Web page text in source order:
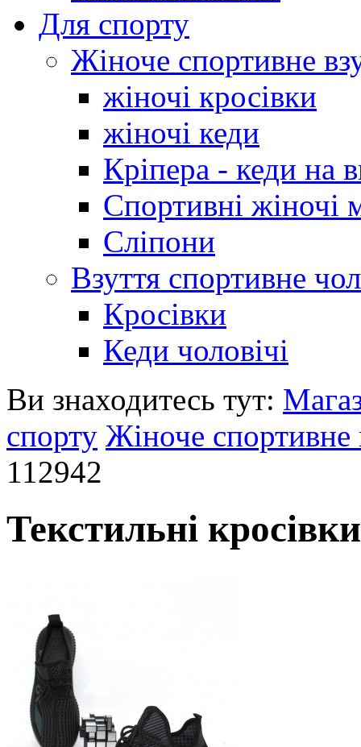
Для спорту
Жіноче спортивне
жіночі кросівки
жіночі кеди
Кріпера - кеди на
Спортивні жіночі
Сліпони
Взуття спортивне
Кросівки
Кеди чоловічі
Ви знаходитесь тут:
спорту Жіноче спортивне
112942
Текстильні